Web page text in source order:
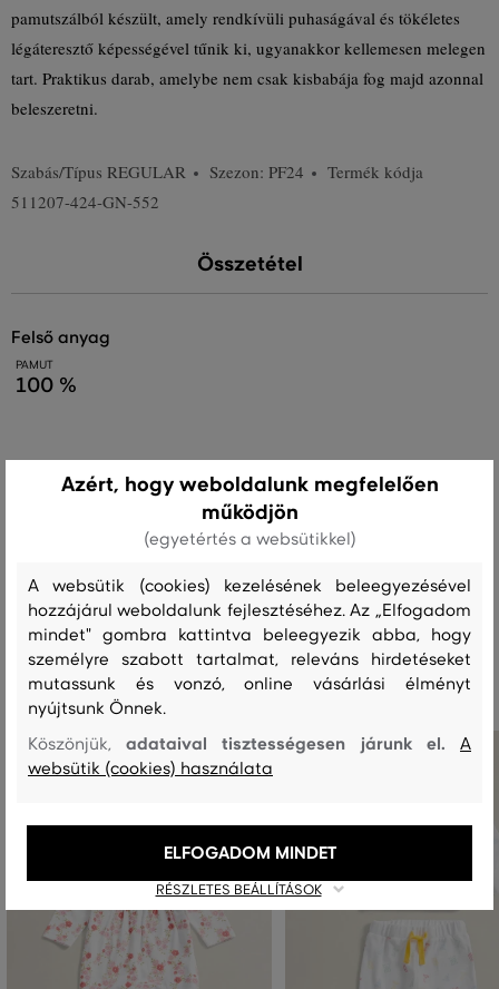
pamutszálból készült, amely rendkívüli puhaságával és tökéletes
légáteresztő képességével tűnik ki, ugyanakkor kellemesen melegen
tart. Praktikus darab, amelybe nem csak kisbabája fog majd azonnal
beleszeretni.
Szabás/Típus REGULAR Szezon: PF24
Termék kódja
511207-424-GN-552
Összetétel
felső anyag
PAMUT
100 %
Kezelési útmutató
FEHÉRÍTÉS SZÁRÍTÁS VASALÁS
Ajánlott termékek
Azért, hogy weboldalunk megfelelően
működjön
(egyetértés a websütikkel)
A websütik (cookies) kezelésének beleegyezésével
hozzájárul weboldalunk fejlesztéséhez. Az „Elfogadom
mindet" gombra kattintva beleegyezik abba, hogy
személyre szabott tartalmat, releváns hirdetéseket
mutassunk és vonzó, online vásárlási élményt
nyújtsunk Önnek.
Köszönjük,adataival tisztességesen járunk el.A
websütik (cookies) használata
RÉSZLETES BEÁLLÍTÁSOK
ELFOGADOM MINDET